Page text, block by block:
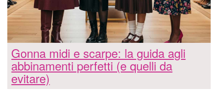
Gonna midi e scarpe: la guida agli
abbinamenti perfetti (e quelli da
evitare)